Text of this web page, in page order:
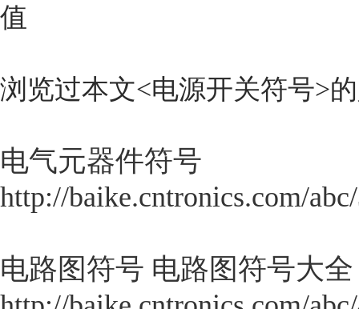
值
浏览过本文<电源开关符号>
电气元器件符号
http://baike.cntronics.com/
电路图符号 电路图符号大